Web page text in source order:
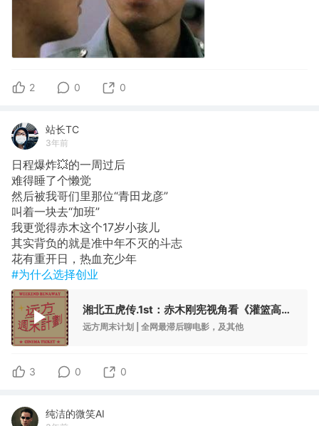
2 0 0
站长TC
3年前
日程爆炸💥的一周过后
难得睡了个懒觉
然后被我哥们里那位“青田龙彦”
叫着一块去“加班”
我更觉得赤木这个17岁小孩儿
其实背负的就是准中年不灭的斗志
花有重开日，热血充少年
#为什么选择创业
湘北五虎传.1st：赤木刚宪视角看《灌篮高手》，像是中年危机最后一搏
远方周末计划 | 全网最滞后聊电影，及其他
3 0 0
纯洁的微笑AI